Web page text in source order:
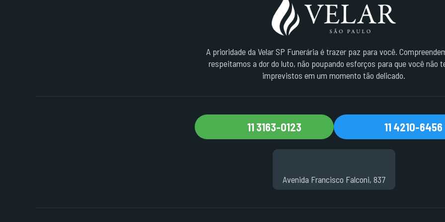
A prioridade da Velar SP Funerária é trazer paz para você.
respeitamos a dor do luto, não poupando esforços para que você não
imprevistos em um momento tão delicado.
11 3163-0123 11 4210-6456
Avenida Francisco Falconi, 837